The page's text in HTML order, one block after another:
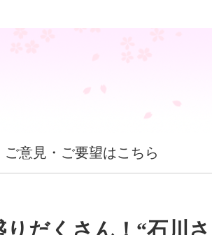
ご意見・ご要望はこちら
だくさん！“石川さ